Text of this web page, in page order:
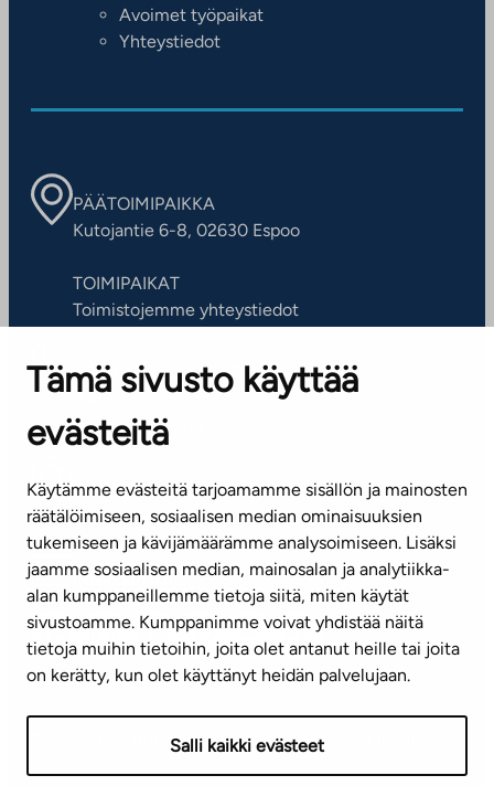
Tämä sivusto käyttää
evästeitä
Käytämme evästeitä tarjoamamme sisällön ja mainosten
räätälöimiseen, sosiaalisen median ominaisuuksien
tukemiseen ja kävijämäärämme analysoimiseen. Lisäksi
jaamme sosiaalisen median, mainosalan ja analytiikka-
alan kumppaneillemme tietoja siitä, miten käytät
sivustoamme. Kumppanimme voivat yhdistää näitä
tietoja muihin tietoihin, joita olet antanut heille tai joita
on kerätty, kun olet käyttänyt heidän palvelujaan.
Salli kaikki evästeet
Avoimet työpaikat
Yhteystiedot
PÄÄTOIMIPAIKKA
Kutojantie 6-8, 02630 Espoo
TOIMIPAIKAT
Toimistojemme yhteystiedot
ASIAKASPALVELUKESKUS
Puh. 045 7734 3777
(arkisin klo 8-16)
info@ta.fi
Tilaa uutiskirje
Mediapankki
TietosuojaselosteSaavutettavuusseloste